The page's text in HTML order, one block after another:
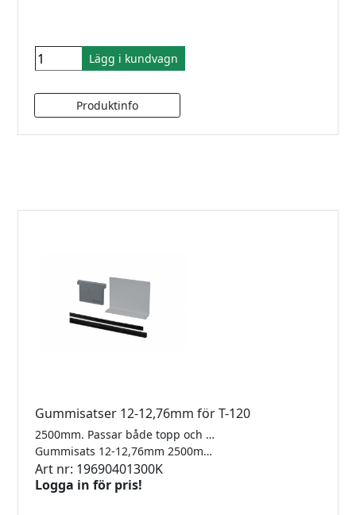
Lägg i kundvagn
Gummisatser 12-12,76mm för T-120
2500mm. Passar både topp och sidomonterad T120
Gummisats 12-12,76mm 2500mm
Art nr: 19690401300K
Logga in för pris!